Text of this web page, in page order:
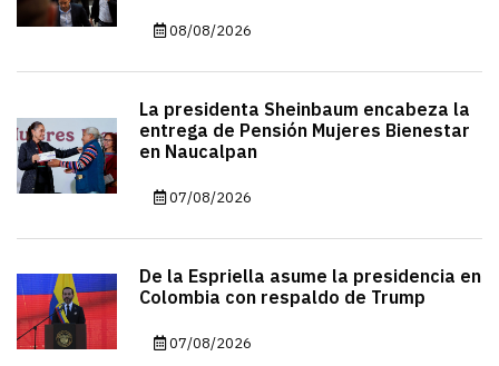
08/08/2026
La presidenta Sheinbaum encabeza la
entrega de Pensión Mujeres Bienestar
en Naucalpan
07/08/2026
De la Espriella asume la presidencia en
Colombia con respaldo de Trump
07/08/2026